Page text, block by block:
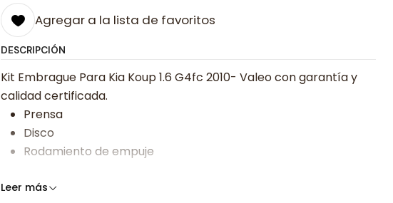
Agregar a la lista de favoritos
DESCRIPCIÓN
Kit Embrague Para Kia Koup 1.6 G4fc 2010- Valeo con garantía y
calidad certificada.
Prensa
Disco
Rodamiento de empuje
Somos especialistas en embragues desde 2019, ofreciendo precios
Leer más